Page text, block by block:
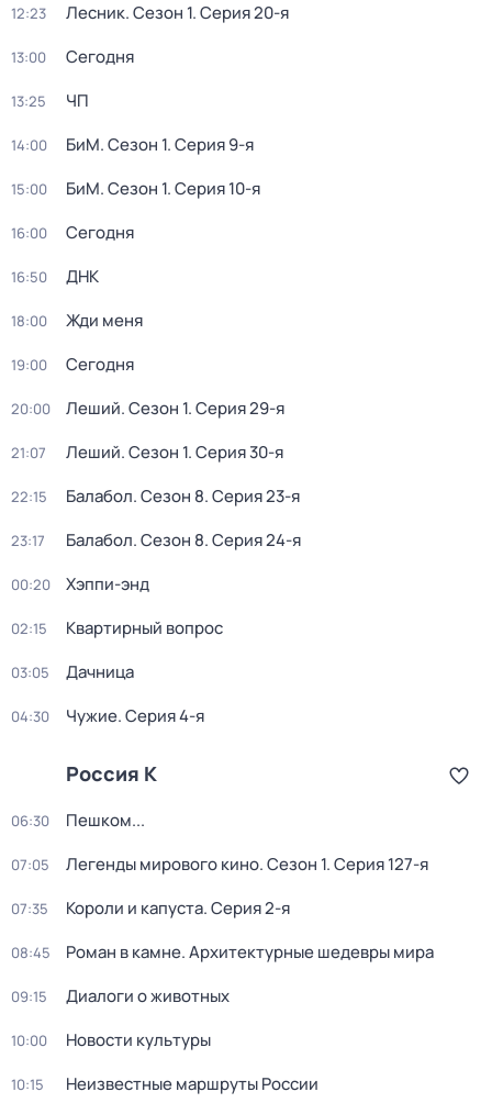
12:23 Лесник. Сезон 1. Серия 20-я
13:00 Сегодня
13:25 ЧП
14:00 БиМ. Сезон 1. Серия 9-я
15:00 БиМ. Сезон 1. Серия 10-я
16:00 Сегодня
16:50 ДНК
18:00 Жди меня
19:00 Сегодня
20:00 Леший. Сезон 1. Серия 29-я
21:07 Леший. Сезон 1. Серия 30-я
22:15 Балабол. Сезон 8. Серия 23-я
23:17 Балабол. Сезон 8. Серия 24-я
00:20 Хэппи-энд
02:15 Квартирный вопрос
03:05 Дачница
04:30 Чужие. Серия 4-я
Россия К
06:30 Пешком...
07:05 Легенды мирового кино. Сезон 1. Серия 127-я
07:35 Короли и капуста. Серия 2-я
08:45 Роман в камне. Архитектурные шедевры мира
09:15 Диалоги о животных
10:00 Новости культуры
10:15 Неизвестные маршруты России